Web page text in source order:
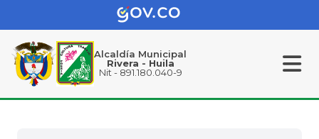
Alcaldía Municipal
Rivera - Huila
Nit - 891.180.040-9